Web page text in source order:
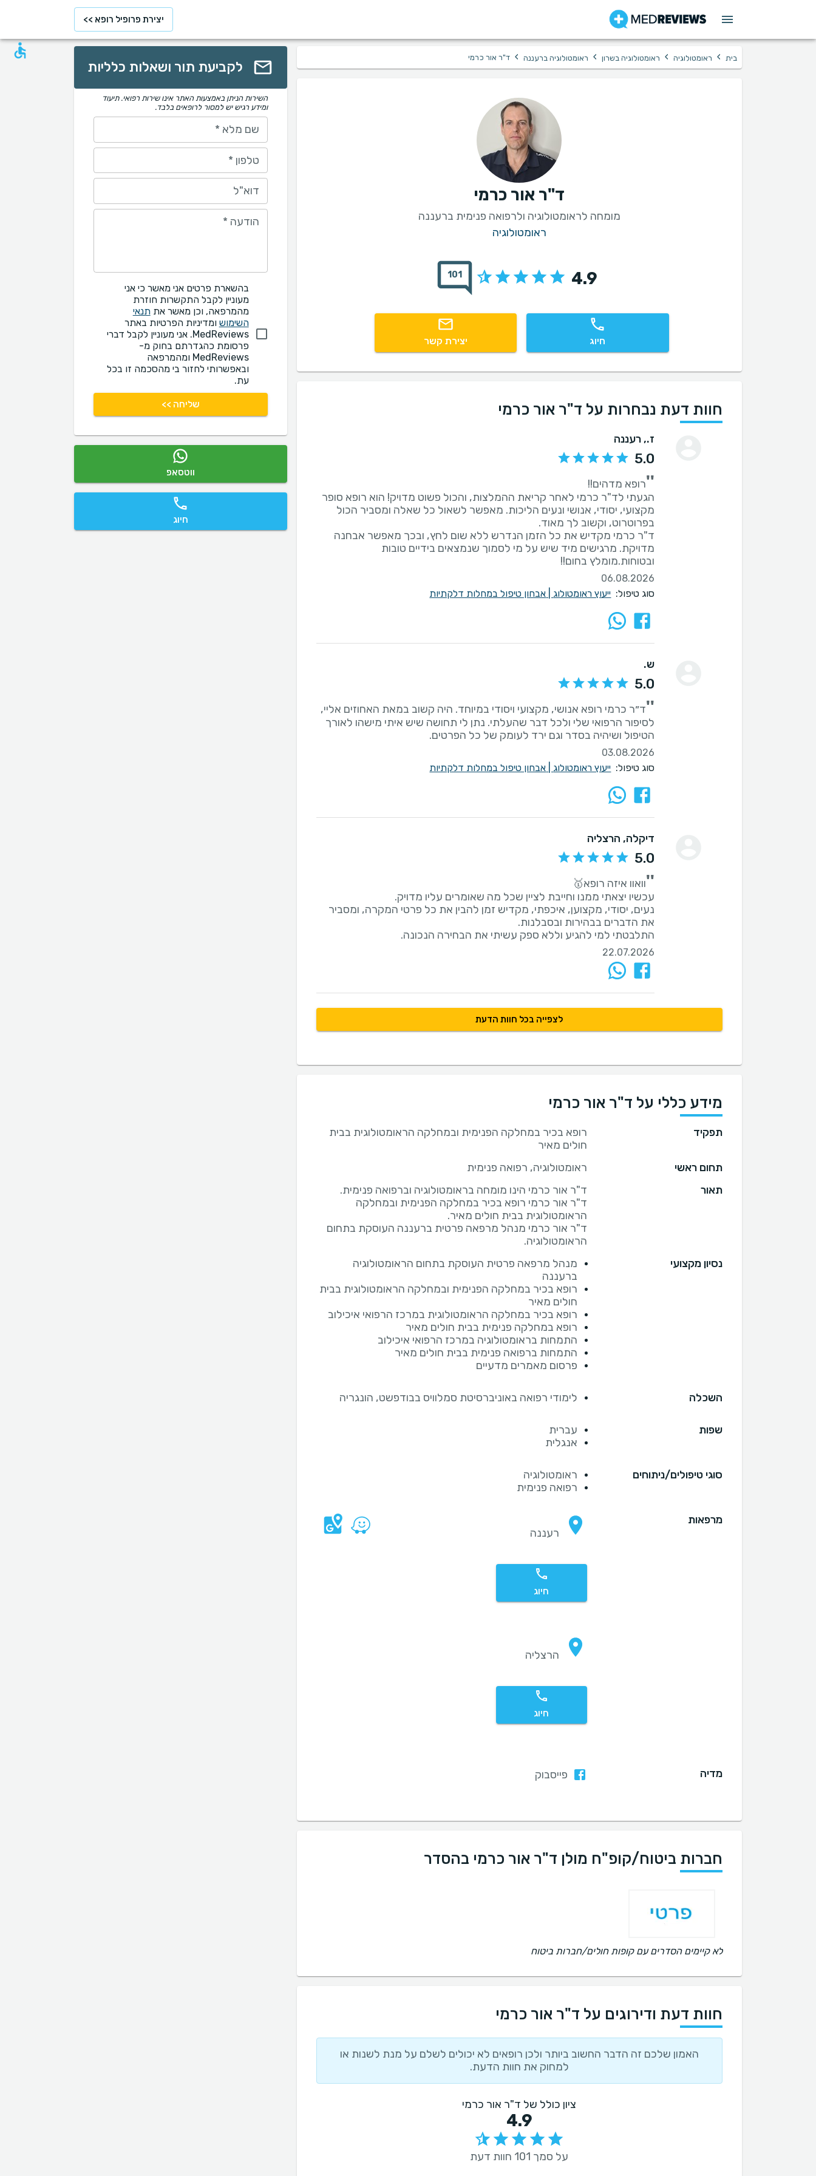
יצירת פרופיל רופא >>
בית › ראומטולוגיה › ראומטולוגיה בשרון › ראומטולוגיה ברעננה › ד"ר אור כרמי
ד"ר אור כרמי
מומחה לראומטולוגיה ולרפואה פנימית ברעננה
ראומטולוגיה
4.9
101
חיוג יצירת קשר
חוות דעת נבחרות על ד"ר אור כרמי
ז., רעננה
5.0
''
הגעתי לד"ר כרמי לאחר קריאת ההמלצות, והכול פשוט מדויק! הוא רופא סופר
מקצועי, יסודי, אנושי ונעים הליכות. מאפשר לשאול כל שאלה ומסביר הכול
ד"ר כרמי מקדיש את כל הזמן הנדרש ללא שום לחץ, ובכך מאפשר אבחנה
מדויקת. מרגישים מיד שיש על מי לסמוך שנמצאים בידיים טובות
ובטוחות.מומלץ בחום!!
06.08.2026
סוג טיפול: ייעוץ ראומטולוג אבחון טיפול במחלות דלקתיות
ש.
5.0
''ד״ר כרמי רופא אנושי, מקצועי ויסודי במיוחד. היה קשוב במאת האחוזים אליי,
לסיפור הרפואי שלי ולכל דבר שהעלתי. נתן לי תחושה שיש איתי מישהו לאורך
הטיפול ושיהיה בסדר וגם ירד לעומק של כל הפרטים.
03.08.2026
סוג טיפול: ייעוץ ראומטולוג אבחון טיפול במחלות דלקתיות
דיקלה, הרצליה
5.0
''
נעים, יסודי, מקצוען, איכפתי, מקדיש זמן להבין את כל פרטי המקרה, ומסביר
התלבטתי למי להגיע וללא ספק עשיתי את הבחירה הנכונה.
22.07.2026
לצפייה בכל חוות הדעת
מידע כללי על ד"ר אור כרמי
תפקיד
רופא בכיר במחלקה הפנימית ובמחלקה הראומטולוגית בבית
חולים מאיר
תחום ראשי
ראומטולוגיה, רפואה פנימית
תאור
ד"ר אור כרמי רופא בכיר במחלקה הפנימית ובמחלקה
ד"ר אור כרמי מנהל מרפאה פרטית ברעננה העוסקת בתחום
הראומטולוגיה.
נסיון מקצועי
מנהל מרפאה פרטית העוסקת בתחום הראומטולוגיה
ברעננה
רופא בכיר במחלקה הפנימית ובמחלקה הראומטולוגית בבית
חולים מאיר
רופא בכיר במחלקה הראומטולוגית במרכז הרפואי איכילוב
רופא במחלקה פנימית בבית חולים מאיר
התמחות בראומטולוגיה במרכז הרפואי איכילוב
התמחות ברפואה פנימית בבית חולים מאיר
פרסום מאמרים מדעיים
השכלה לימודי רפואה באוניברסיטת סמלוויס בבודפשט, הונגריה
שפות
עברית
אנגלית
סוגי טיפולים/ניתוחים
ראומטולוגיה
רפואה פנימית
מרפאות
רעננה
חיוג
הרצליה
חיוג
מדיה פייסבוק
חברות ביטוח/קופ"ח מולן ד"ר אור כרמי בהסדר
לא קיימים הסדרים עם קופות חולים/חברות ביטוח
חוות דעת ודירוגים על ד"ר אור כרמי
האמון שלכם זה הדבר החשוב ביותר ולכן רופאים לא יכולים לשלם על מנת לשנות או
למחוק את חוות הדעת.
ציון כולל של ד"ר אור כרמי
4.9
על סמך 101 חוות דעת
לקביעת תור ושאלות כלליות
השירות הניתן באמצעות האתר אינו שירות רפואי. תיעוד
ומידע רגיש יש למסור לרופאים בלבד.
שם מלא *
טלפון *
דוא"ל
הודעה *
בהשארת פרטים אני מאשר כי אני
מעוניין לקבל התקשרות חוזרת
מהמרפאה, וכן מאשר אתתנאי
השימוש ומדיניות הפרטיות באתר
MedReviews. אני מעוניין לקבל דברי
פרסומת כהגדרתם בחוק מ-
MedReviews ומהמרפאה
ובאפשרותי לחזור בי מהסכמה זו בכל
עת.
שליחה >>
ווטסאפ
חיוג